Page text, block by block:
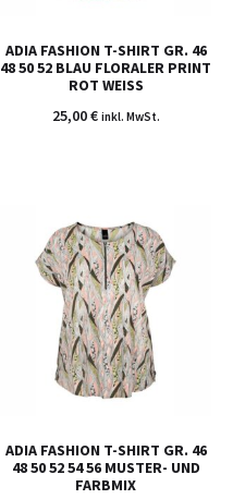
ADIA FASHION T-SHIRT GR. 46
48 50 52 BLAU FLORALER PRINT
ROT WEISS
25,00€ inkl. MwSt.
ADIA FASHION T-SHIRT GR. 46
48 50 52 54 56 MUSTER- UND
FARBMIX